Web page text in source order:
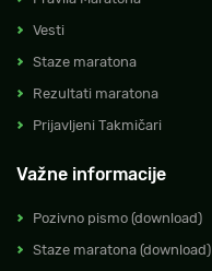
Vesti
Staze maratona
Rezultati maratona
Prijavljeni Takmičari
Važne informacije
Pozivno pismo (download)
Staze maratona (download)